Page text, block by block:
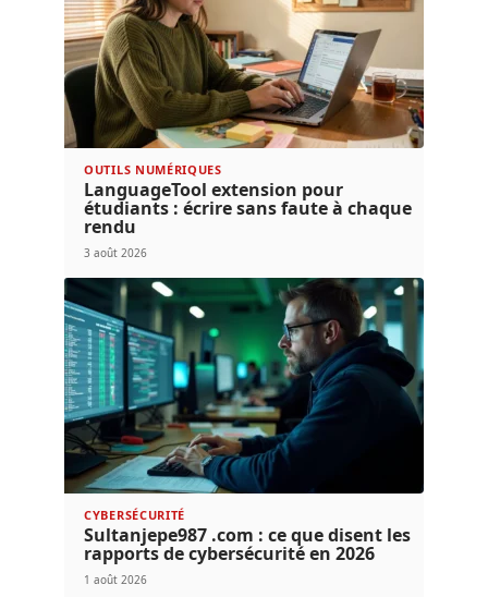
OUTILS NUMÉRIQUES
LanguageTool extension pour
étudiants : écrire sans faute à chaque
rendu
3 août 2026
CYBERSÉCURITÉ
Sultanjepe987 .com : ce que disent les
rapports de cybersécurité en 2026
1 août 2026